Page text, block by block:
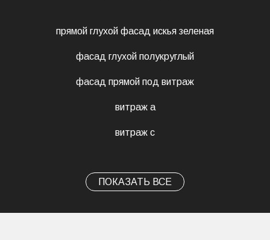
прямой глухой фасад искья зеленая
фасад глухой полукруглый
фасад прямой под витраж
витраж а
витраж с
ПОКАЗАТЬ ВСЕ